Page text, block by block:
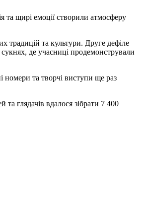
та щирі емоції створили атмосферу
традицій та культури. Друге дефіле
де учасниці продемонстрували
номери та творчі виступи ще раз
глядачів вдалося зібрати 7 400